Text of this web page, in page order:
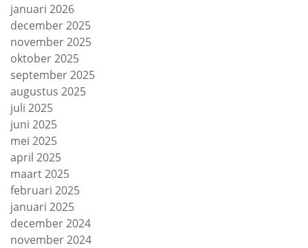
januari 2026
december 2025
november 2025
oktober 2025
september 2025
augustus 2025
juli 2025
juni 2025
mei 2025
april 2025
maart 2025
februari 2025
januari 2025
december 2024
november 2024